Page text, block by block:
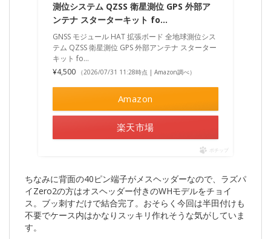
測位システム QZSS 衛星測位 GPS 外部ア
ンテナ スターターキット fo…
GNSS モジュール HAT 拡張ボード 全地球測位シス
テム QZSS 衛星測位 GPS 外部アンテナ スターター
キット fo…
¥4,500
（2026/07/31 11:28時点 | Amazon調べ）
Amazon
楽天市場
ポチップ
ちなみに背面の40ピン端子がメスヘッダーなので、ラズパ
イZero2の方はオスヘッダー付きのWHモデルをチョイ
ス。ブッ刺すだけで結合完了。おそらく今回は半田付けも
不要でケース内はかなりスッキリ作れそうな気がしていま
す。